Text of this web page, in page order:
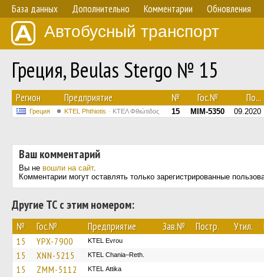
База данных Дополнительно Комментарии Обновления
Автобусный транспорт
Греция, Beulas Stergo № 15
Регион Предприятие № Гос.№ По...
Греция ΚΤΕL Phthiotis ΚΤΕΛ Φθιώτιδος 15 MIM-5350 09.2020
Ваш комментарий
Вы не вошли на сайт.
Комментарии могут оставлять только зарегистрированные
Другие ТС с этим номером:
№ Гос.№ Предприятие Зав.№ Постр. Утил.
15 YPX-7900 KTEL Evrou
15 XNN-5215 KTEL Chania–Reth.
15 ZMM-5112 KΤΕL Αttika